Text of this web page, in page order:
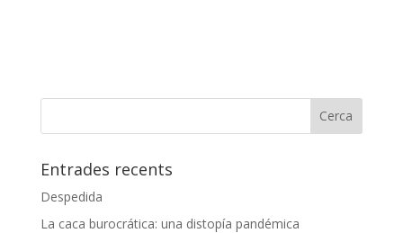
Entrades recents
Despedida
La caca burocrática: una distopía pandémica